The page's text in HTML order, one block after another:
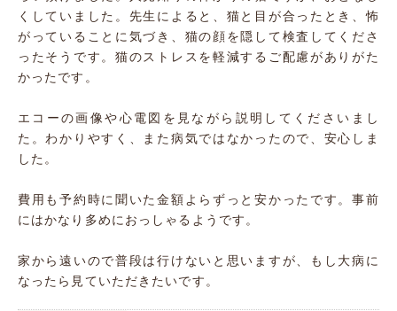
くしていました。先生によると、猫と目が合ったとき、怖
がっていることに気づき、猫の顔を隠して検査してくださ
ったそうです。猫のストレスを軽減するご配慮がありがた
かったです。
エコーの画像や心電図を見ながら説明してくださいまし
た。わかりやすく、また病気ではなかったので、安心しま
した。
費用も予約時に聞いた金額よらずっと安かったです。事前
にはかなり多めにおっしゃるようです。
家から遠いので普段は行けないと思いますが、もし大病に
なったら見ていただきたいです。